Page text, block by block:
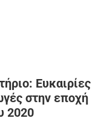
Ευκαιρίες
στην εποχή
2020